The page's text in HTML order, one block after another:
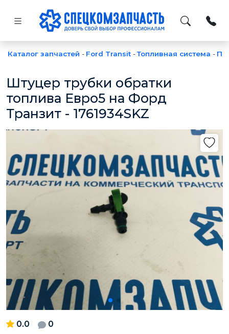
Каталог запчастей - Ford Transit -Топливная система -
Штуцер трубки обратки
топлива Евро5 на Форд
Транзит - 1761934SKZ
0.0 0